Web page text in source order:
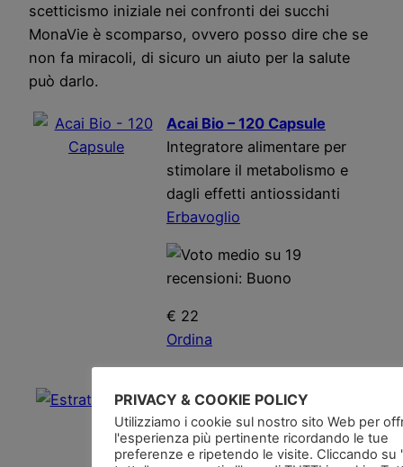
scetticismo iniziale nei confronti dei succhi
MonaVie è scomparso, ovvero posso dire che se
non fa miracoli, di sicuro un aiuto per la salute
può darlo.
Acai Bio – 120 Capsule
Integratore alimentare per
stimolare il metabolismo e
dagli effetti antiossidanti
Erbavoglio
€ 22
Ordina
Estratto di Acai
Favorisce la circolazione,
protegge vasi sanguigni e
PRIVACY & COOKIE POLICY
Utilizziamo i cookie sul nostro sito Web per
l'esperienza più pertinente ricordando le tue
preferenze e ripetendo le visite. Cliccando su